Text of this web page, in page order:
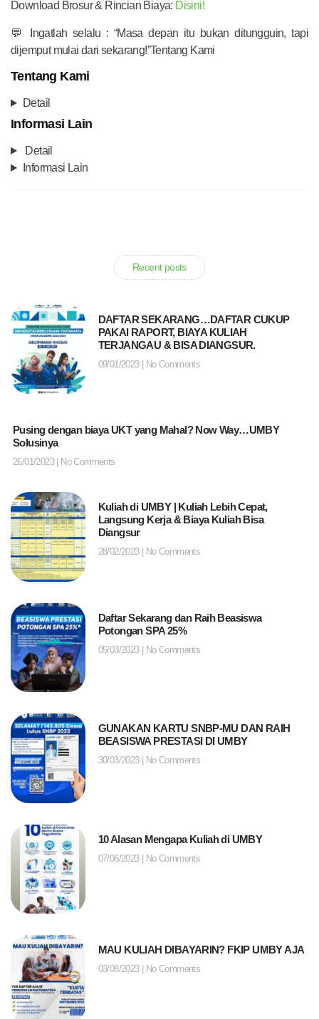
Download Brosur & Rincian Biaya: Disini!
💬 Ingatlah selalu : “Masa depan itu bukan ditungguin, tapi
dijemput mulai dari sekarang!”Tentang Kami
Tentang Kami
Detail
Informasi Lain
Detail
Informasi Lain
Recent posts
DAFTAR SEKARANG…DAFTAR CUKUP
PAKAI RAPORT, BIAYA KULIAH
TERJANGAU & BISA DIANGSUR.
09/01/2023 No Comments
Pusing dengan biaya UKT yang Mahal? Now Way…UMBY
Solusinya
26/01/2023 No Comments
Kuliah di UMBY | Kuliah Lebih Cepat,
Langsung Kerja & Biaya Kuliah Bisa
Diangsur
28/02/2023 No Comments
Daftar Sekarang dan Raih Beasiswa
Potongan SPA 25%
05/03/2023 No Comments
GUNAKAN KARTU SNBP-MU DAN RAIH
BEASISWA PRESTASI DI UMBY
30/03/2023 No Comments
10 Alasan Mengapa Kuliah di UMBY
07/06/2023 No Comments
MAU KULIAH DIBAYARIN? FKIP UMBY AJA
03/08/2023 No Comments